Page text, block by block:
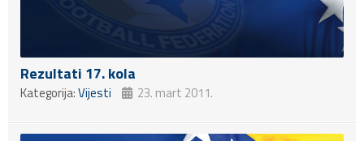
Rezultati 17. kola
Kategorija:Vijesti 23. mart 2011.